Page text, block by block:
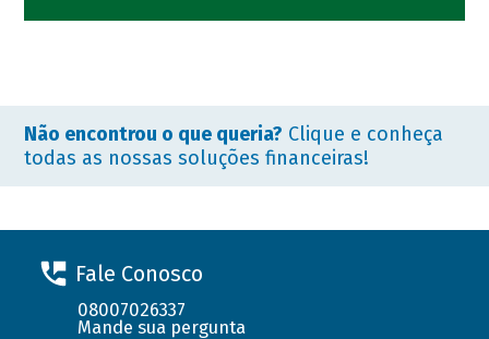
Não encontrou o que queria? Clique e conheça
todas as nossas soluções financeiras!
Fale Conosco
08007026337
Mande sua pergunta